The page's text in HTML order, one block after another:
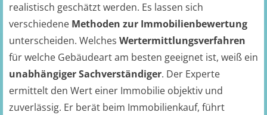
realistisch geschätzt werden. Es lassen sich
verschiedene Methoden zur Immobilienbewertung
unterscheiden. Welches Wertermittlungsverfahren
für welche Gebäudeart am besten geeignet ist, weiß ein
unabhängiger Sachverständiger. Der Experte
ermittelt den Wert einer Immobilie objektiv und
zuverlässig. Er berät beim Immobilienkauf, führt